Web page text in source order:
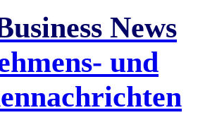
News
und